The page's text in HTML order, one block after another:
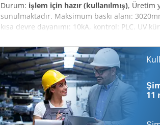
Durum: işlem için hazır (kullanılmış), Üretim
sunulmaktadır. Maksimum baskı alanı:
kısa devre dayanımı: 10kA, kontrol: PLC. UV
yaklaşık 3750kg, toplam ölçüler X/Y/Z:
ile. Dcodpozcfibjfx Ad Ijk
11